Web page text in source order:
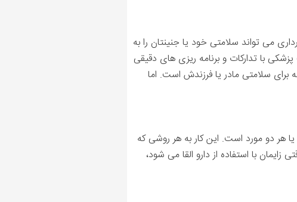
می تواند سلامتی خود یا جنینتان را به
با تدارکات و برنامه ریزی های دقیقی
برای سلامتی مادر یا فرزندش است. اما
یا هر دو مورد است. این کار به هر روشی که
با استفاده از دارو القا می شود،